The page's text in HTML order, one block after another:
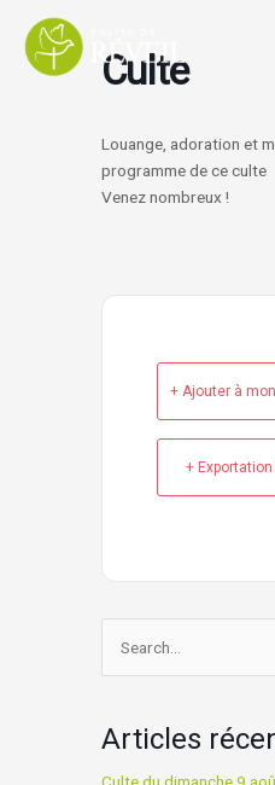
contenu
Culte
Louange, adoration et
programme de ce culte
Venez nombreux !
+ Ajouter à
+
Rechercher :
Articles